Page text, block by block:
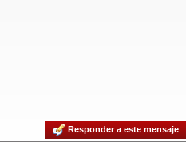
Responder a este mensaje